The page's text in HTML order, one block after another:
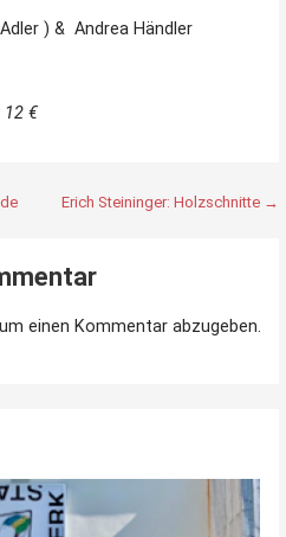
) & Andrea Händler
12 €
Erich Steininger: Holzschnitte →
einen Kommentar abzugeben.